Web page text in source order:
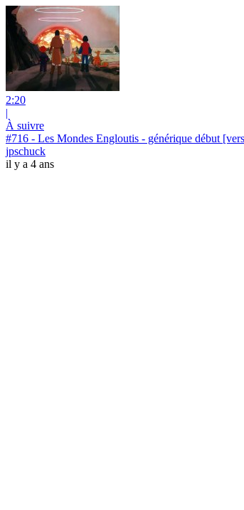
2:20
|
À suivre
#716 - Les Mondes Engloutis - générique début
jpschuck
il y a 4 ans